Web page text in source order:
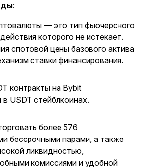
:
— это тип фьючерсного
которого не истекает.
спотовой цены базового актива
ставки финансирования.
контракты на Bybit
USDT стейблкоинах.
более 576
бессрочными парами, а также
ликвидностью,
комиссиями и удобной